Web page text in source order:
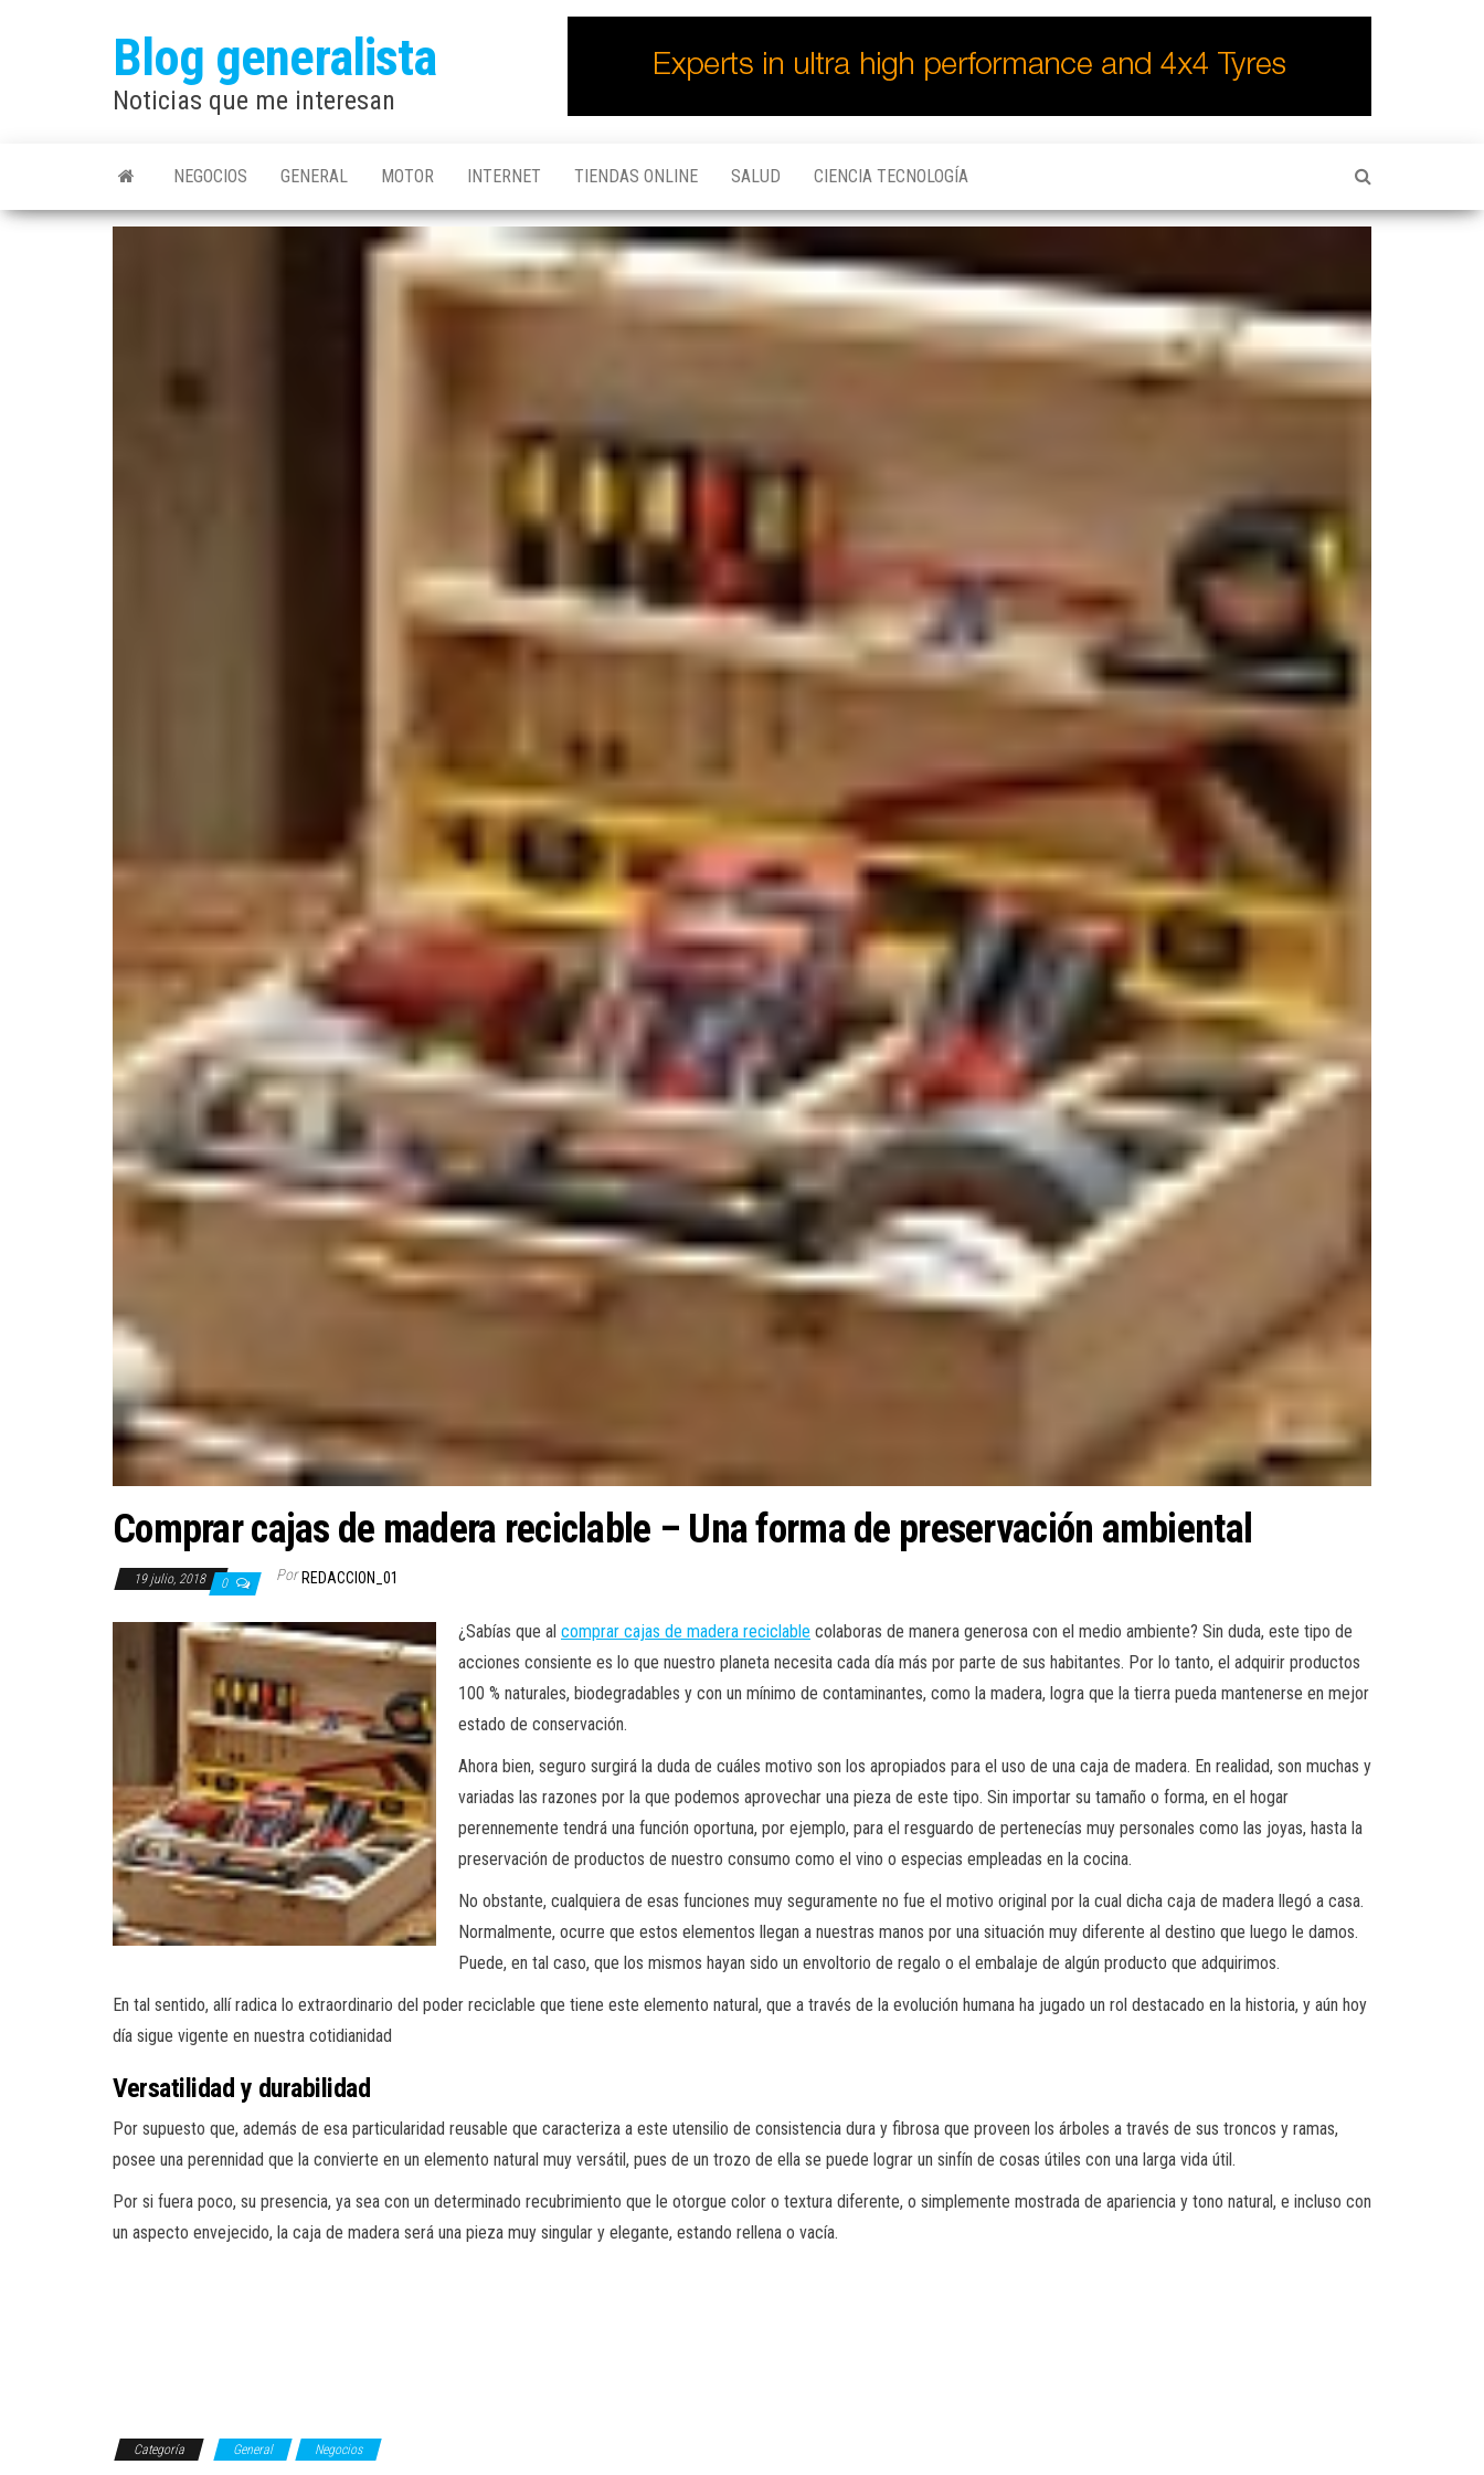
Blog generalista
Noticias que me interesan
NEGOCIOS GENERAL MOTOR INTERNET TIENDAS ONLINE SALUD CIENCIA TECNOLOGÍA
Comprar cajas de madera reciclable – Una forma de preservación ambiental
19 julio, 2018 0 Por REDACCION_01
¿Sabías que al comprar cajas de madera reciclable colaboras de manera generosa con el medio ambiente? Sin duda, este tipo de
acciones consiente es lo que nuestro planeta necesita cada día más por parte de sus habitantes. Por lo tanto, el adquirir productos
100 % naturales, biodegradables y con un mínimo de contaminantes, como la madera, logra que la tierra pueda mantenerse en mejor
estado de conservación.
Ahora bien, seguro surgirá la duda de cuáles motivo son los apropiados para el uso de una caja de madera. En realidad, son muchas y
variadas las razones por la que podemos aprovechar una pieza de este tipo. Sin importar su tamaño o forma, en el hogar
perennemente tendrá una función oportuna, por ejemplo, para el resguardo de pertenecías muy personales como las joyas, hasta la
preservación de productos de nuestro consumo como el vino o especias empleadas en la cocina.
No obstante, cualquiera de esas funciones muy seguramente no fue el motivo original por la cual dicha caja de madera llegó a casa.
Normalmente, ocurre que estos elementos llegan a nuestras manos por una situación muy diferente al destino que luego le damos.
Puede, en tal caso, que los mismos hayan sido un envoltorio de regalo o el embalaje de algún producto que adquirimos.
En tal sentido, allí radica lo extraordinario del poder reciclable que tiene este elemento natural, que a través de la evolución humana ha jugado un rol destacado en la historia, y aún hoy
día sigue vigente en nuestra cotidianidad
Versatilidad y durabilidad
Por supuesto que, además de esa particularidad reusable que caracteriza a este utensilio de consistencia dura y fibrosa que proveen los árboles a través de sus troncos y ramas,
posee una perennidad que la convierte en un elemento natural muy versátil, pues de un trozo de ella se puede lograr un sinfín de cosas útiles con una larga vida útil.
Por si fuera poco, su presencia, ya sea con un determinado recubrimiento que le otorgue color o textura diferente, o simplemente mostrada de apariencia y tono natural, e incluso con
un aspecto envejecido, la caja de madera será una pieza muy singular y elegante, estando rellena o vacía.
Categoría General Negocios